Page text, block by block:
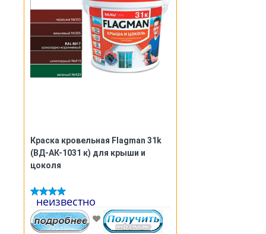
Краска кровельная Flagman 31k
(ВД-АК-1031 к) для крыши и
цоколя
неизвестно